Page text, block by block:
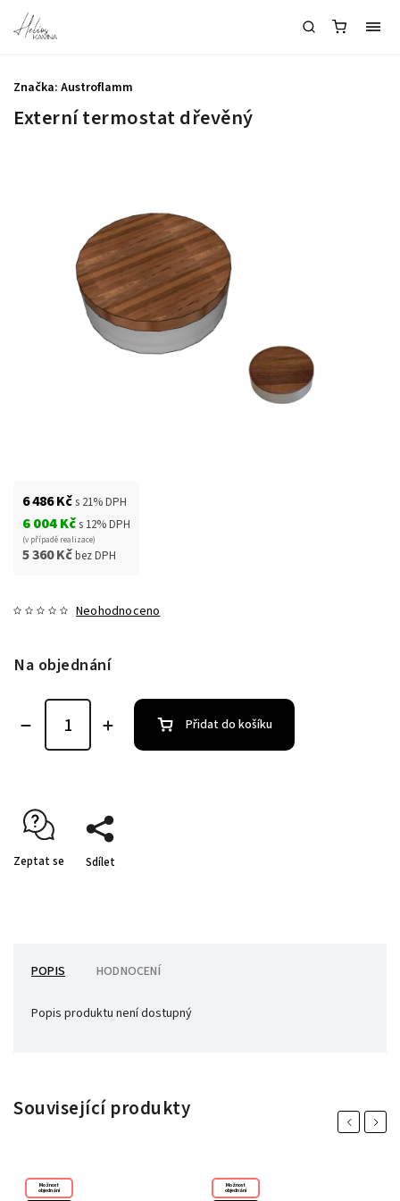
Externí termostat dřevěný
6 486 Kčs 21% DPH
6 004 Kčs 12% DPH
(v případě realizace)
5 360 Kčbez DPH
Neohodnoceno
Značka: Austroflamm
Na objednání
Přidat do košíku
Zeptat se Sdílet
POPIS HODNOCENÍ
Popis produktu není dostupný
Související produkty
Previous
Možnost
objednání
Možnost
objednání
Next